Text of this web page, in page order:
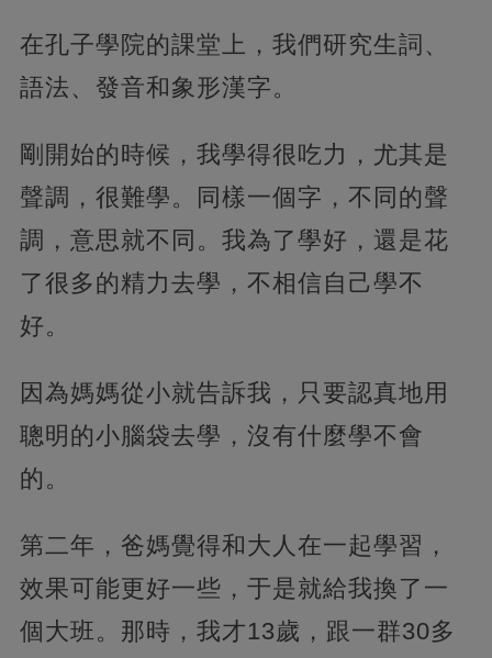
在孔子學院的課堂上，我們研究生詞、
語法、發音和象形漢字。
剛開始的時候，我學得很吃力，尤其是
聲調，很難學。同樣一個字，不同的聲
調，意思就不同。我為了學好，還是花
了很多的精力去學，不相信自己學不
好。
因為媽媽從小就告訴我，只要認真地用
聰明的小腦袋去學，沒有什麼學不會
的。
第二年，爸媽覺得和大人在一起學習，
效果可能更好一些，于是就給我換了一
個大班。那時，我才13歲，跟一群30多